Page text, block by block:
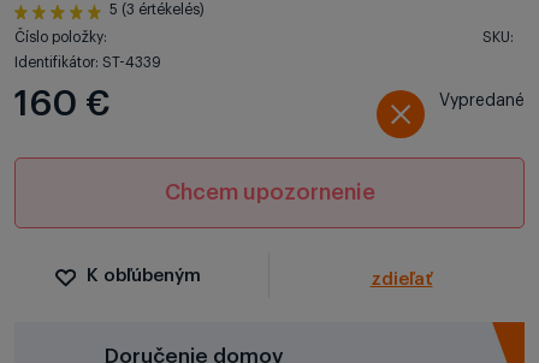
5 (3 értékelés)
Číslo položky:
SKU:
Identifikátor: ST-4339
160 € Vypredané
Chcem upozornenie
K obľúbeným zdieľať
Doručenie domov